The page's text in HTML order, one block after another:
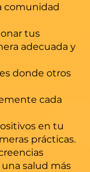
comunidad
tus
adecuada y
donde otros
cada
en tu
prácticas.
una salud más